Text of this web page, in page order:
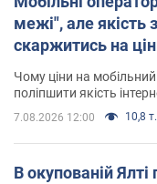
межі", але якість
скаржитись на
Чому ціни на мобільний
поліпшити якість
7.08.2026 12:00 10,8 т.
В окупованій